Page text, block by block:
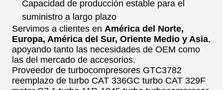
Capacidad de producción estable para el
suministro a largo plazo
Servimos a clientes en América del Norte,
Europa, América del Sur, Oriente Medio y Asia,
apoyando tanto las necesidades de OEM como
las del mercado de accesorios.
Proveedor de turbocompresores GTC3782
reemplazo de turbo CAT 336GC turbo CAT 329F